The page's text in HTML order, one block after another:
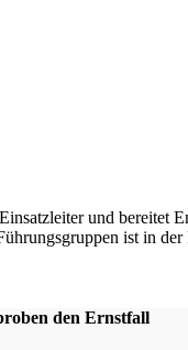
und bereitet
ist in
den Ernstfall